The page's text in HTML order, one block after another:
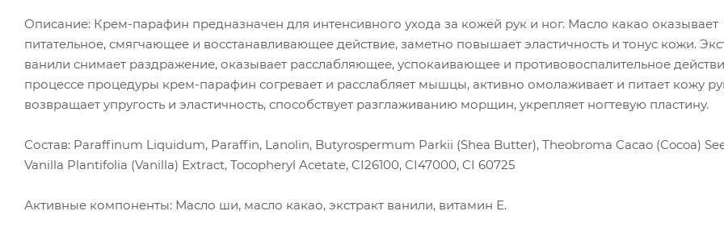
Описание: Крем-парафин предназначен для интенсивного ухода за кожей рук и ног. Масло какао оказывает
питательное, смягчающее и восстанавливающее действие, заметно повышает эластичность и тонус кожи.
ванили снимает раздражение, оказывает расслабляющее, успокаивающее и противовоспалительное
процессе процедуры крем-парафин согревает и расслабляет мышцы, активно омолаживает и питает кожу
возвращает упругость и эластичность, способствует разглаживанию морщин, укрепляет ногтевую пластину.
Состав: Paraffinum Liquidum, Paraffin, Lanolin, Butyrospermum Parkii (Shea Butter), Theobroma Cacao (Cocoa)
Vanilla Plantifolia (Vanilla) Extract, Tocopheryl Acetate, CI26100, CI47000, CI 60725
Активные компоненты: Масло ши, масло какао, экстракт ванили, витамин Е.